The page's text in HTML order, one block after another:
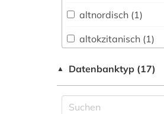
Anglistik.
Amerikanistik (11)
Vermessungswesen (0)
altnordisch (1)
altokzitanisch (1)
altschwedisch (1)
amerikanisches
englisch (1)
▲ Datenbanktyp (17)